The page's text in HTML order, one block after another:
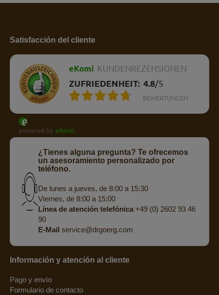
Satisfacción del cliente
eKomi KUNDENREZENSIONEN
ZUFRIEDENHEIT: 4.8/5
BEWERTUNGEN
powered by eKomi
¿Tienes alguna pregunta? Te ofrecemos
un asesoramiento personalizado por
teléfono.
De lunes a jueves, de 8:00 a 15:30
Viernes, de 8:00 a 15:00
Línea de atención telefónica+49 (0) 2602 93 46
90
E-Mail service@drgoerg.com
Información y atención al cliente
Pago y envío
Formulario de contacto